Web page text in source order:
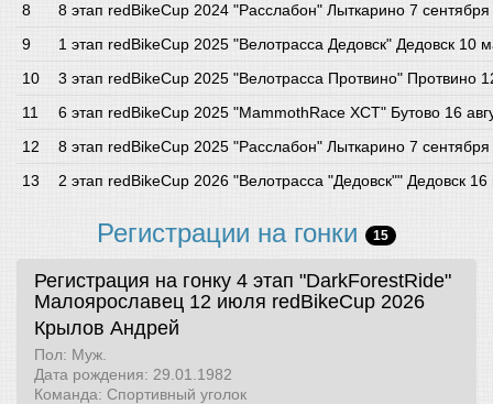
8 этап redBikeCup 2024 "Расслабон" Лыткарино 7 сентября
1 этап redBikeCup 2025 "Велотрасса Дедовск" Дедовск 10
3 этап redBikeCup 2025 "Велотрасса Протвино" Протвино
6 этап redBikeCup 2025 "MammothRace XCT" Бутово 16
8 этап redBikeCup 2025 "Расслабон" Лыткарино 7 сентября
2 этап redBikeCup 2026 "Велотрасса "Дедовск"" Дедовск
Регистрации на гонки 15
Регистрация на гонку 4 этап "DarkForestRide"
Малоярославец 12 июля redBikeCup 2026
Крылов Андрей
Пол: Муж.
Дата рождения: 29.01.1982
Команда: Спортивный уголок